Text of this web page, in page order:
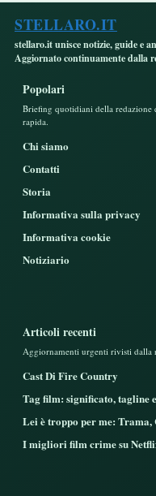
STELLARO.IT
stellaro.it unisce notizie, guide e
Aggiornato continuamente dalla
Popolari
Briefing quotidiani della redazione
rapida.
Chi siamo
Contatti
Storia
Informativa sulla privacy
Informativa cookie
Notiziario
Articoli recenti
Aggiornamenti urgenti rivisti dalla
Cast Di Fire Country
Tag film: significato, tagline
Lei è troppo per me:
I migliori film crime su